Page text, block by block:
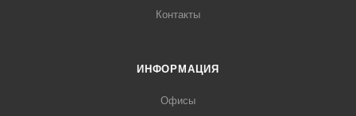
Контакты
ИНФОРМАЦИЯ
Офисы